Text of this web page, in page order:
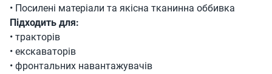
• Посилені матеріали та якісна тканинна оббивка
Підходить для:
• тракторів
• екскаваторів
• фронтальних навантажувачів